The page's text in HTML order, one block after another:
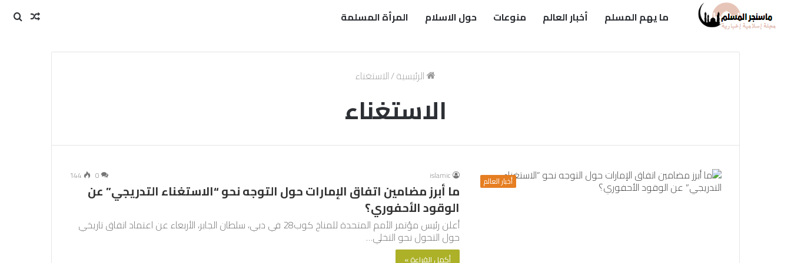
ما يهم المسلم أخبار العالم منوعات حول الاسلام المرأة المسلمة
مقال
الرئيسية/الاستغناء
الاستغناء
أخبار العالم islamic
0
144
ما أبرز مضامين اتفاق الإمارات حول التوجه نحو “الاستغناء التدريجي” عن
الوقود الأحفوري؟
أعلن رئيس مؤتمر الأمم المتحدة للمناخ كوب28 في دبي، سلطان الجابر، الأربعاء عن اعتماد اتفاق تاريخي
حول التحول نحو التخلي…
أكمل القراءة »